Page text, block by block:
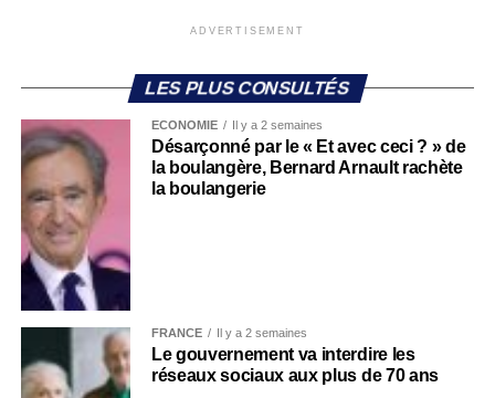
ADVERTISEMENT
LES PLUS CONSULTÉS
ECONOMIE Il y a 2 semaines
Désarçonné par le « Et avec ceci ? » de
la boulangère, Bernard Arnault rachète
la boulangerie
FRANCE Il y a 2 semaines
Le gouvernement va interdire les
réseaux sociaux aux plus de 70 ans